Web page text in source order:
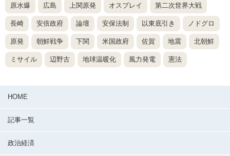
原水爆 広島 上関原発 オスプレイ 第二次世界大戦
長崎 安倍政府 論壇 安保法制 以東底引き ノドグロ
原発 朝鮮戦争 下関 米国政府 佐賀 地震 北朝鮮
ミサイル 辺野古 地球温暖化 風力発電 憲法
HOME
記事一覧
政治経済